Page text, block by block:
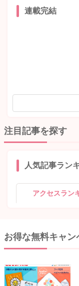
連載完結
注目記事を探す
人気記事ラン
アクセスラン
お得な無料キャン